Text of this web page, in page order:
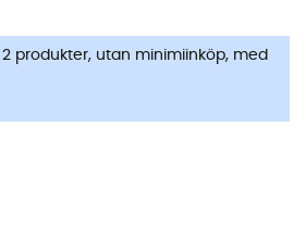
produkter, utan minimiinköp, med
följa med dig under alla dina
till bergen, för din största